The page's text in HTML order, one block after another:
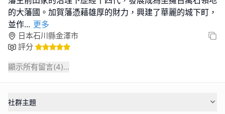
的大藩國。加賀藩憑藉雄厚的財力，興建了華麗的城下町，
並作... 更多
日本石川縣金澤市
評分
顯示所有留言(4)...
社群主題